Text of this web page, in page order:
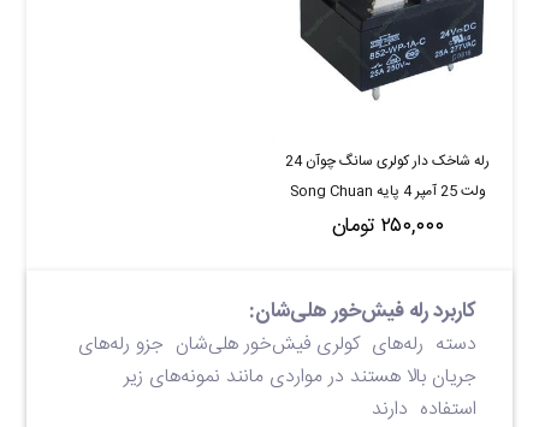
رله شاخک دار کولری سانگ چوآن 24
ولت 25 آمپر 4 پایه Song Chuan
852-WP-1A-C
۲۵۰,۰۰۰ تومان
کاربرد رله‌ فیش‌خور هلی‌شان:
دسته رله‎‌های کولری فیش‌خور هلی‌شان جزو رله‌های
جریان بالا هستند در مواردی مانند نمونه‌های زیر
استفاده دارند